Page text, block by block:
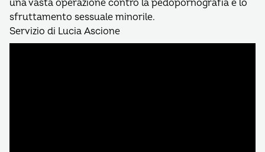
una vasta operazione contro la pedopornografia e lo
sfruttamento sessuale minorile.
Servizio di Lucia Ascione